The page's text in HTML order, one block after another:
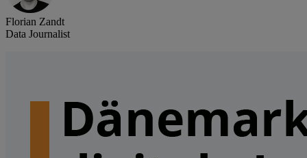
Florian Zandt
Data Journalist